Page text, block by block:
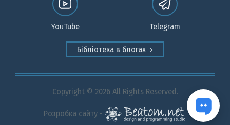
YouTube Telegram
Бібліотека в блогах
Copyright © 2026 All Rights Reserved.
Розробка сайту -